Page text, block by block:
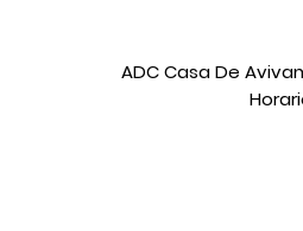
ADC Casa De